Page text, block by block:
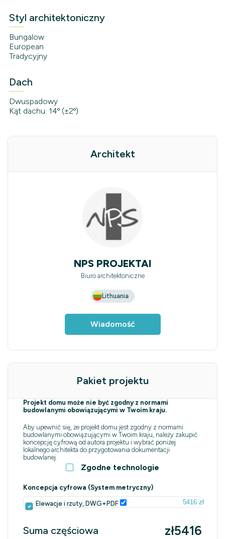
Styl architektoniczny
Bungalow
European
Tradycyjny
Dach
Dwuspadowy
Kąt dachu: 14º (±2º)
Architekt
NPS PROJEKTAI
Biuro architektoniczne
Lithuania
Wiadomość
Pakiet projektu
Projekt domu może nie być zgodny z normami
budowlanymi obowiązującymi w Twoim kraju.
Aby upewnić się, że projekt domu jest zgodny z normami
budowlanymi obowiązującymi w Twoim kraju, należy zakupić
koncepcję cyfrową od autora projektu i wybrać poniżej
lokalnego architekta do przygotowania dokumentacji
budowlanej.
Zgodne technologie
Koncepcja cyfrowa (System metryczny)
Elewacje i rzuty, DWG+PDF 5416 zł
Suma częściowa zł5416